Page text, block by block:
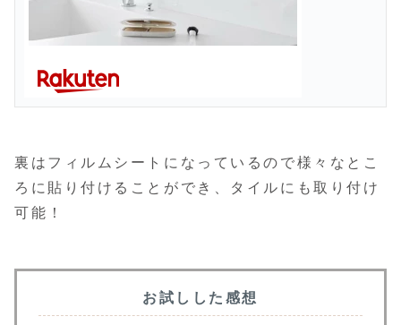
裏はフィルムシートになっているので様々なとこ
ろに貼り付けることができ、タイルにも取り付け
可能！
お試しした感想